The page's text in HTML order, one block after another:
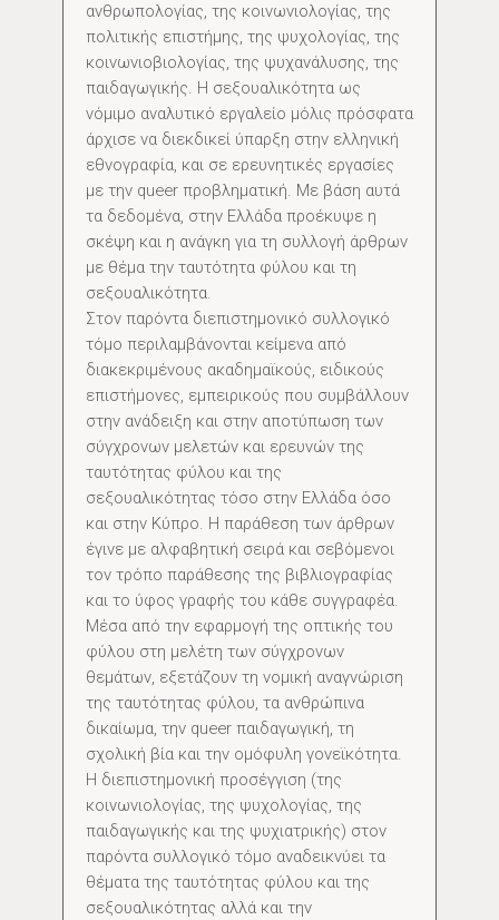
ανθρωπολογίας, της κοινωνιολογίας, της
πολιτικής επιστήμης, της ψυχολογίας, της
κοινωνιοβιολογίας, της ψυχανάλυσης, της
παιδαγωγικής. Η σεξουαλικότητα ως
νόμιμο αναλυτικό εργαλείο μόλις πρόσφατα
άρχισε να διεκδικεί ύπαρξη στην ελληνική
εθνογραφία, και σε ερευνητικές εργασίες
με την queer προβληματική. Με βάση αυτά
τα δεδομένα, στην Ελλάδα προέκυψε η
σκέψη και η ανάγκη για τη συλλογή άρθρων
με θέμα την ταυτότητα φύλου και τη
σεξουαλικότητα.
Στον παρόντα διεπιστημονικό συλλογικό
τόμο περιλαμβάνονται κείμενα από
διακεκριμένους ακαδημαϊκούς, ειδικούς
επιστήμονες, εμπειρικούς που συμβάλλουν
στην ανάδειξη και στην αποτύπωση των
σύγχρονων μελετών και ερευνών της
ταυτότητας φύλου και της
σεξουαλικότητας τόσο στην Ελλάδα όσο
και στην Κύπρο. Η παράθεση των άρθρων
έγινε με αλφαβητική σειρά και σεβόμενοι
τον τρόπο παράθεσης της βιβλιογραφίας
και το ύφος γραφής του κάθε συγγραφέα.
Μέσα από την εφαρμογή της οπτικής του
φύλου στη μελέτη των σύγχρονων
θεμάτων, εξετάζουν τη νομική αναγνώριση
της ταυτότητας φύλου, τα ανθρώπινα
δικαίωμα, την queer παιδαγωγική, τη
σχολική βία και την ομόφυλη γονεϊκότητα.
Η διεπιστημονική προσέγγιση (της
κοινωνιολογίας, της ψυχολογίας, της
παιδαγωγικής και της ψυχιατρικής) στον
παρόντα συλλογικό τόμο αναδεικνύει τα
θέματα της ταυτότητας φύλου και της
σεξουαλικότητας αλλά και την